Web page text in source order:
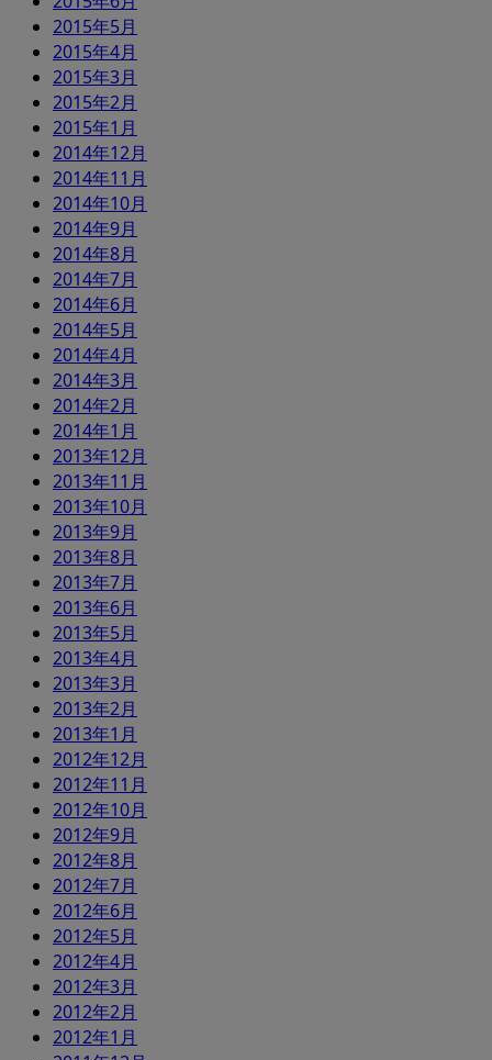
2015年5月
2015年4月
2015年3月
2015年2月
2015年1月
2014年12月
2014年11月
2014年10月
2014年9月
2014年8月
2014年7月
2014年6月
2014年5月
2014年4月
2014年3月
2014年2月
2014年1月
2013年12月
2013年11月
2013年10月
2013年9月
2013年8月
2013年7月
2013年6月
2013年5月
2013年4月
2013年3月
2013年2月
2013年1月
2012年12月
2012年11月
2012年10月
2012年9月
2012年8月
2012年7月
2012年6月
2012年5月
2012年4月
2012年3月
2012年2月
2012年1月